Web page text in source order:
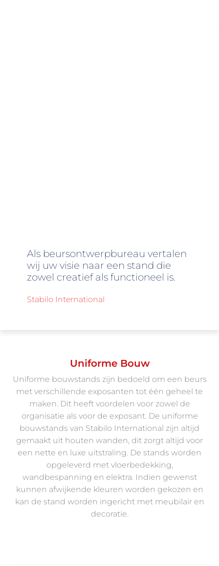
Als beursontwerpbureau vertalen
wij uw visie naar een stand die
zowel creatief als functioneel is.
Stabilo International
Uniforme Bouw
Uniforme bouwstands zijn bedoeld om een beurs
met verschillende exposanten tot één geheel te
maken. Dit heeft voordelen voor zowel de
organisatie als voor de exposant. De uniforme
bouwstands van Stabilo International zijn altijd
gemaakt uit houten wanden, dit zorgt altijd voor
een nette en luxe uitstraling. De stands worden
opgeleverd met vloerbedekking,
wandbespanning en elektra. Indien gewenst
kunnen afwijkende kleuren worden gekozen en
kan de stand worden ingericht met meubilair en
decoratie.